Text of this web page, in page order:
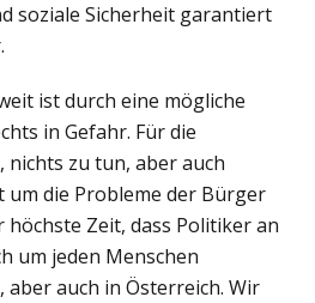
soziale Sicherheit garantiert
ist durch eine mögliche
in Gefahr. Für die
nichts zu tun, aber auch
um die Probleme der Bürger
höchste Zeit, dass Politiker an
um jeden Menschen
aber auch in Österreich. Wir